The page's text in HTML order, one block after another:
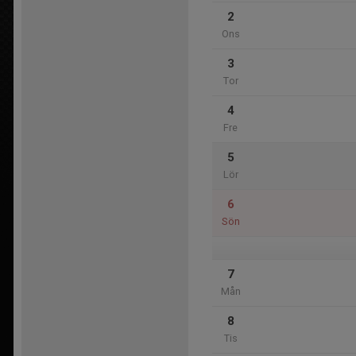
2
Ons
3
Tor
4
Fre
5
Lör
6
Sön
7
Mån
8
Tis